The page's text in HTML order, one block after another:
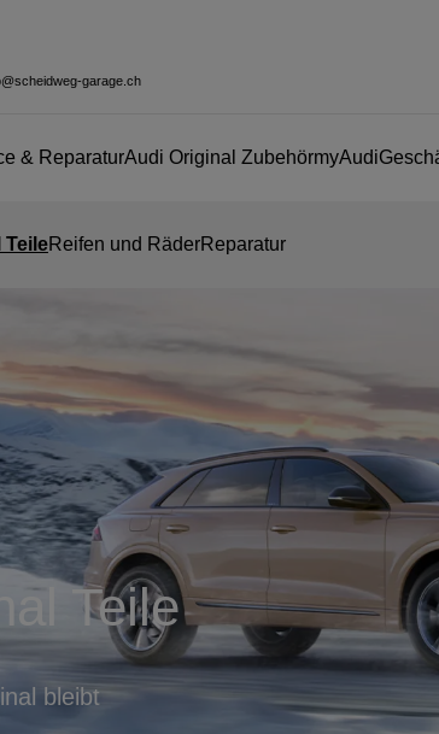
garage.ch
& ReparaturAudi Original ZubehörmyAudi
TeileReifen und RäderReparatur
Teile
bleibt